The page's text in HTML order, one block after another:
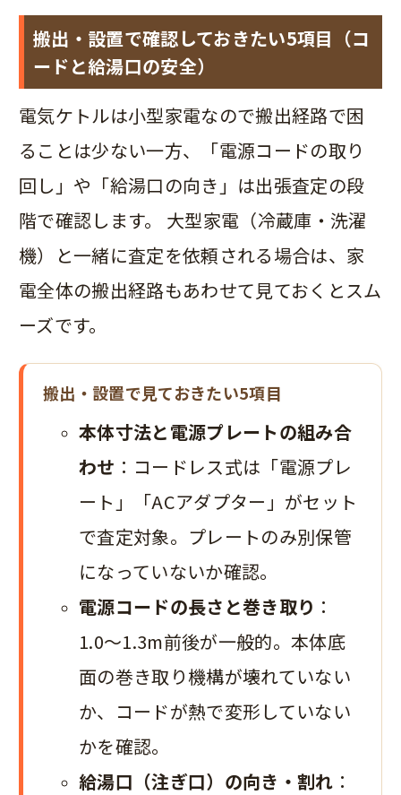
搬出・設置で確認しておきたい5項目（コ
ードと給湯口の安全）
電気ケトルは小型家電なので搬出経路で困
ることは少ない一方、「電源コードの取り
回し」や「給湯口の向き」は出張査定の段
階で確認します。 大型家電（冷蔵庫・洗濯
機）と一緒に査定を依頼される場合は、家
電全体の搬出経路もあわせて見ておくとスム
ーズです。
搬出・設置で見ておきたい5項目
本体寸法と電源プレートの組み合
わせ ：コードレス式は「電源プレ
ート」「ACアダプター」がセット
で査定対象。プレートのみ別保管
になっていないか確認。
電源コードの長さと巻き取り ：
1.0〜1.3m前後が一般的。本体底
面の巻き取り機構が壊れていない
か、コードが熱で変形していない
かを確認。
給湯口（注ぎ口）の向き・割れ ：